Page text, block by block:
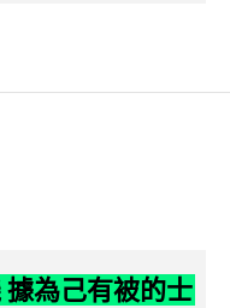
為己有被的士